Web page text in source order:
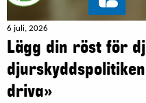
6 juli, 2026
Lägg din röst för
driva»